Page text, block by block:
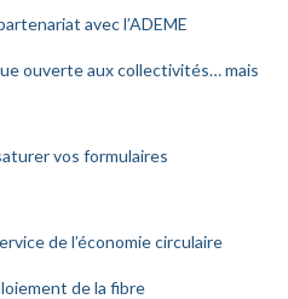
avec l’ADEME
ouverte aux collectivités… mais
vos formulaires
de l’économie circulaire
de la fibre